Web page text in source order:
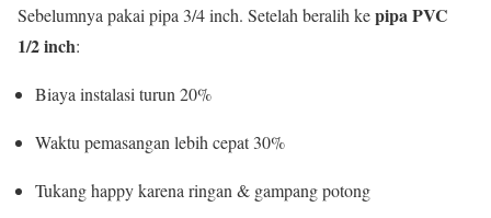
Sebelumnya pakai pipa 3/4 inch. Setelah beralih kepipa PVC
1/2 inch:
Biaya instalasi turun 20%
Waktu pemasangan lebih cepat 30%
Tukang happy karena ringan & gampang potong